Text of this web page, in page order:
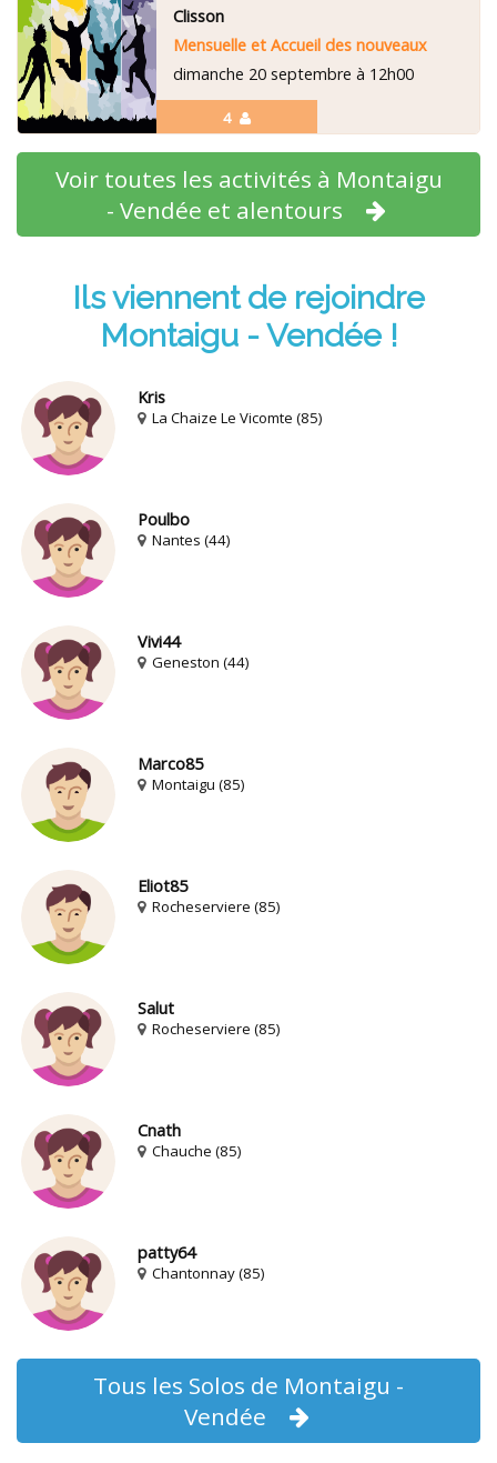
4
Clisson
Mensuelle et Accueil des nouveaux
dimanche 20 septembre à 12h00
Voir toutes les activités à Montaigu
- Vendée et alentours
Ils viennent de rejoindre
Montaigu - Vendée !
Kris
La Chaize Le Vicomte (85)
Poulbo
Nantes (44)
Vivi44
Geneston (44)
Marco85
Montaigu (85)
Eliot85
Rocheserviere (85)
Salut
Rocheserviere (85)
Cnath
Chauche (85)
patty64
Chantonnay (85)
Tous les Solos de Montaigu -
Vendée